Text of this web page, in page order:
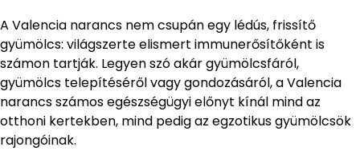
A Valencia narancs nem csupán egy lédús, frissítő
gyümölcs: világszerte elismert immunerősítőként is
számon tartják. Legyen szó akár gyümölcsfáról,
gyümölcs telepítéséről vagy gondozásáról, a Valencia
narancs számos egészségügyi előnyt kínál mind az
otthoni kertekben, mind pedig az egzotikus gyümölcsök
rajongóinak.